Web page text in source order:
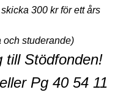
300 kr för ett års
och studerande)
till Stödfonden!
Pg 40 54 11